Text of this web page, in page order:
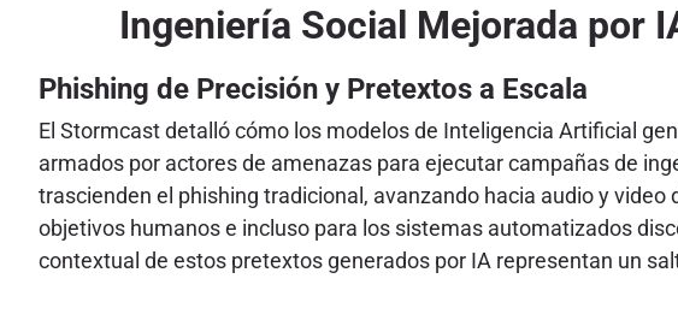
Ingeniería Social Mejorada por
Phishing de Precisión y Pretextos a Escala
El Stormcast detalló cómo los modelos de Inteligencia Artificial
armados por actores de amenazas para ejecutar campañas de
trascienden el phishing tradicional, avanzando hacia audio y
objetivos humanos e incluso para los sistemas automatizados
contextual de estos pretextos generados por IA representan un